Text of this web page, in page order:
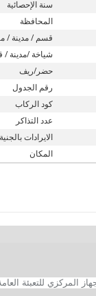
سنة الإحصائية
المحافظة
قسم / مدينة /
شياخة /مدينة /
حضر/ريف
رقم الجدول
كود الركاب
عدد التذاكر
الايرادات بالجنية
المكان